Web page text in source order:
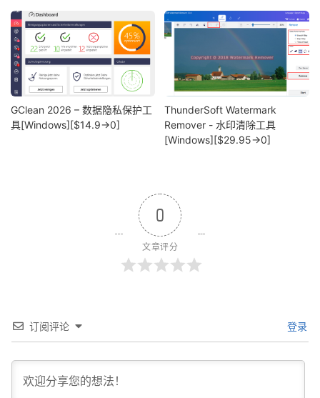
GClean 2026 – 数据隐私保护工
具[Windows][$14.9→0]
ThunderSoft Watermark
Remover - 水印清除工具
[Windows][$29.95→0]
0
文章评分
订阅评论 登录